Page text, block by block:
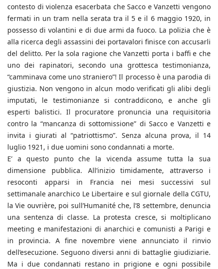
contesto di violenza esacerbata che Sacco e Vanzetti vengono
fermati in un tram nella serata tra il 5 e il 6 maggio 1920, in
possesso di volantini e di due armi da fuoco. La polizia che è
alla ricerca degli assassini dei portavalori finisce con accusarli
del delitto. Per la sola ragione che Vanzetti porta i baffi e che
uno dei rapinatori, secondo una grottesca testimonianza,
“camminava come uno straniero”! Il processo è una parodia di
giustizia. Non vengono in alcun modo verificati gli alibi degli
imputati, le testimonianze si contraddicono, e anche gli
esperti balistici. Il procuratore pronuncia una requisitoria
contro la “mancanza di sottomissione” di Sacco e Vanzetti e
invita i giurati al “patriottismo”. Senza alcuna prova, il 14
luglio 1921, i due uomini sono condannati a morte.
E’ a questo punto che la vicenda assume tutta la sua
dimensione pubblica. All’inizio timidamente, attraverso i
resoconti apparsi in Francia nei mesi successivi sul
settimanale anarchico Le Libertaire e sul giornale della CGTU,
la Vie ouvrière, poi sull’Humanité che, l’8 settembre, denuncia
una sentenza di classe. La protesta cresce, si moltiplicano
meeting e manifestazioni di anarchici e comunisti a Parigi e
in provincia. A fine novembre viene annunciato il rinvio
dell’esecuzione. Seguono diversi anni di battaglie giudiziarie.
Ma i due condannati restano in prigione e ogni possibile